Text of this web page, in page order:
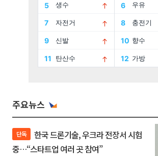
주요뉴스
단독
중…“스타트업 여러 곳 참여”